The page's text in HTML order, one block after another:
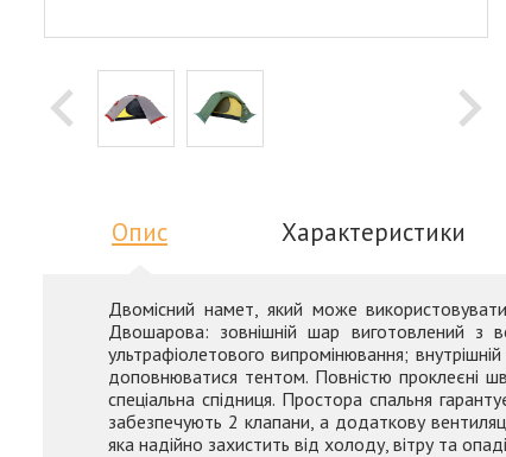
Опис Характеристики
Двомісний намет, який може
Двошарова: зовнішній шар виготовлений з
ультрафіолетового випромінювання;
доповнюватися тентом. Повністю проклеєні
спеціальна спідниця. Простора спальня
забезпечують 2 клапани, а додаткову
яка надійно захистить від холоду, вітру та